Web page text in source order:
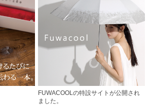
FUWACOOLの特設サイトが公開され
ました。